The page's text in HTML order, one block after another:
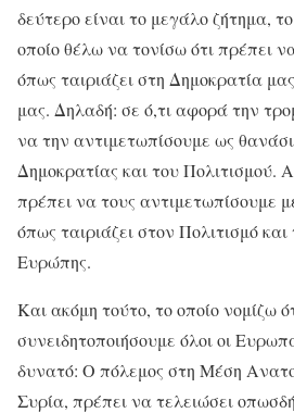
δεύτερο είναι το μεγάλο ζήτημα,
οποίο θέλω να τονίσω ότι πρέπει
όπως ταιριάζει στη Δημοκρατία
μας. Δηλαδή: σε ό,τι αφορά την
να την αντιμετωπίσουμε ως
Δημοκρατίας και του Πολιτισμού.
πρέπει να τους αντιμετωπίσουμε
όπως ταιριάζει στον Πολιτισμό
Ευρώπης.
Και ακόμη τούτο, το οποίο νομίζω
συνειδητοποιήσουμε όλοι οι
δυνατό: Ο πόλεμος στη Μέση
Συρία, πρέπει να τελειώσει